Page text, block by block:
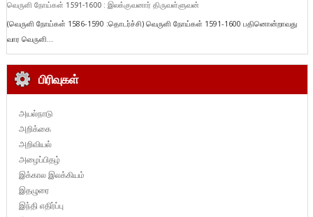
வெருளி நோய்கள் 1591-1600 : இலக்குவனார் திருவள்ளுவன்
(வெருளி நோய்கள் 1586-1590 :தொடர்ச்சி) வெருளி நோய்கள் 1591-1600 பதினொன்றாவது
வார வெருளி...
பிரிவுகள்
அயல்நாடு
அறிக்கை
அறிவியல்
அழைப்பிதழ்
இக்கால இலக்கியம்
இதழுரை
இந்தி எதிர்ப்பு